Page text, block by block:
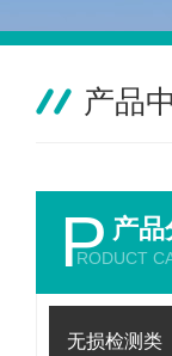
产品
P 产
RODUCT
无损检测类